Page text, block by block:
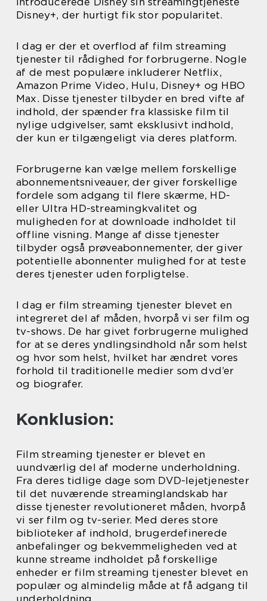
Disney+, der hurtigt fik stor popularitet.
I dag er der et overflod af film streaming
tjenester til rådighed for forbrugerne. Nogle
af de mest populære inkluderer Netflix,
Amazon Prime Video, Hulu, Disney+ og HBO
Max. Disse tjenester tilbyder en bred vifte af
indhold, der spænder fra klassiske film til
nylige udgivelser, samt eksklusivt indhold,
der kun er tilgængeligt via deres platform.
Forbrugerne kan vælge mellem forskellige
abonnementsniveauer, der giver forskellige
fordele som adgang til flere skærme, HD-
eller Ultra HD-streamingkvalitet og
muligheden for at downloade indholdet til
offline visning. Mange af disse tjenester
tilbyder også prøveabonnementer, der giver
potentielle abonnenter mulighed for at teste
deres tjenester uden forpligtelse.
I dag er film streaming tjenester blevet en
integreret del af måden, hvorpå vi ser film og
tv-shows. De har givet forbrugerne mulighed
for at se deres yndlingsindhold når som helst
og hvor som helst, hvilket har ændret vores
forhold til traditionelle medier som dvd’er
og biografer.
Konklusion:
Film streaming tjenester er blevet en
uundværlig del af moderne underholdning.
Fra deres tidlige dage som DVD-lejetjenester
til det nuværende streaminglandskab har
disse tjenester revolutioneret måden, hvorpå
vi ser film og tv-serier. Med deres store
biblioteker af indhold, brugerdefinerede
anbefalinger og bekvemmeligheden ved at
kunne streame indholdet på forskellige
enheder er film streaming tjenester blevet en
populær og almindelig måde at få adgang til
underholdning.